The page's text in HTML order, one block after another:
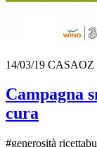
14/03/19 CASAOZ
Campagna
cura
#generosità